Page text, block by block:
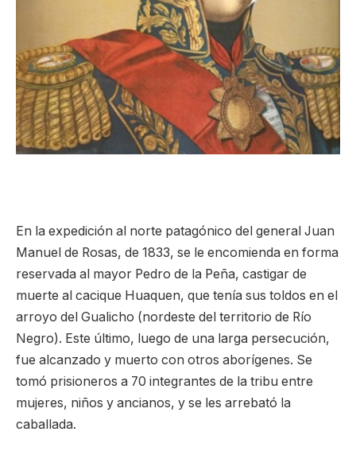
En la expedición al norte patagónico del general Juan
Manuel de Rosas, de 1833, se le encomienda en forma
reservada al mayor Pedro de la Peña, castigar de
muerte al cacique Huaquen, que tenía sus toldos en el
arroyo del Gualicho (nordeste del territorio de Río
Negro). Este último, luego de una larga persecución,
fue alcanzado y muerto con otros aborígenes. Se
tomó prisioneros a 70 integrantes de la tribu entre
mujeres, niños y ancianos, y se les arrebató la
caballada.